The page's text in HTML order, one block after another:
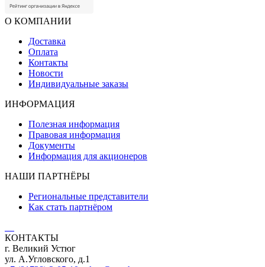
О КОМПАНИИ
Доставка
Оплата
Контакты
Новости
Индивидуальные заказы
ИНФОРМАЦИЯ
Полезная информация
Правовая информация
Документы
Информация для акционеров
НАШИ ПАРТНЁРЫ
Региональные представители
Как стать партнёром
КОНТАКТЫ
г. Великий Устюг
ул. А.Угловского, д.1